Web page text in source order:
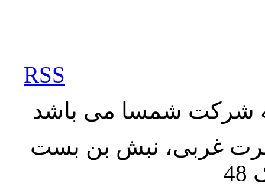
RSS
شرکت شمسا می باشد
غربی، نبش بن بست